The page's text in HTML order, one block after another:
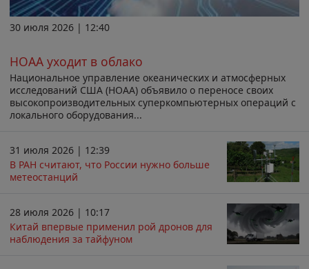
30 июля 2026 | 12:40
НОАА уходит в облако
Национальное управление океанических и атмосферных
исследований США (НОАА) объявило о переносе своих
высокопроизводительных суперкомпьютерных операций с
локального оборудования...
31 июля 2026 | 12:39
В РАН считают, что России нужно больше
метеостанций
28 июля 2026 | 10:17
Китай впервые применил рой дронов для
наблюдения за тайфуном